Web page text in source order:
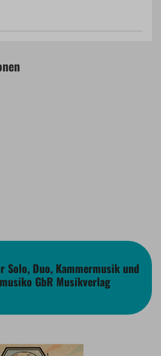
Solo, Duo, Kammermusik und
GbR Musikverlag